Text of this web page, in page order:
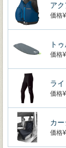
ア
価格
ト
価格
ラ
価格
カ
価格